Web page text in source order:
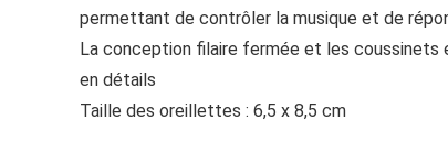
permettant de contrôler la musique et de
La conception filaire fermée et les
en détails
Taille des oreillettes : 6,5 x 8,5 cm